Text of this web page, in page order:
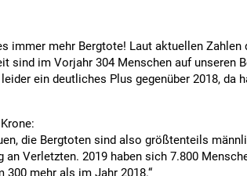
immer mehr Bergtote! Laut aktuellen Zahlen
sind im Vorjahr 304 Menschen auf unseren
ein deutliches Plus gegenüber 2018, da
die Bergtoten sind also größtenteils
Verletzten. 2019 haben sich 7.800
300 mehr als im Jahr 2018.“